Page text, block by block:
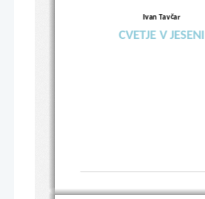
Ivan Tavčar
CVETJE V JESENI